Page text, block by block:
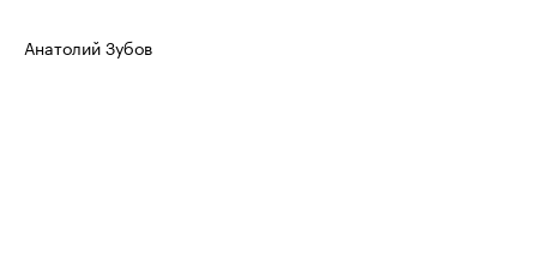
Анатолий Зубов